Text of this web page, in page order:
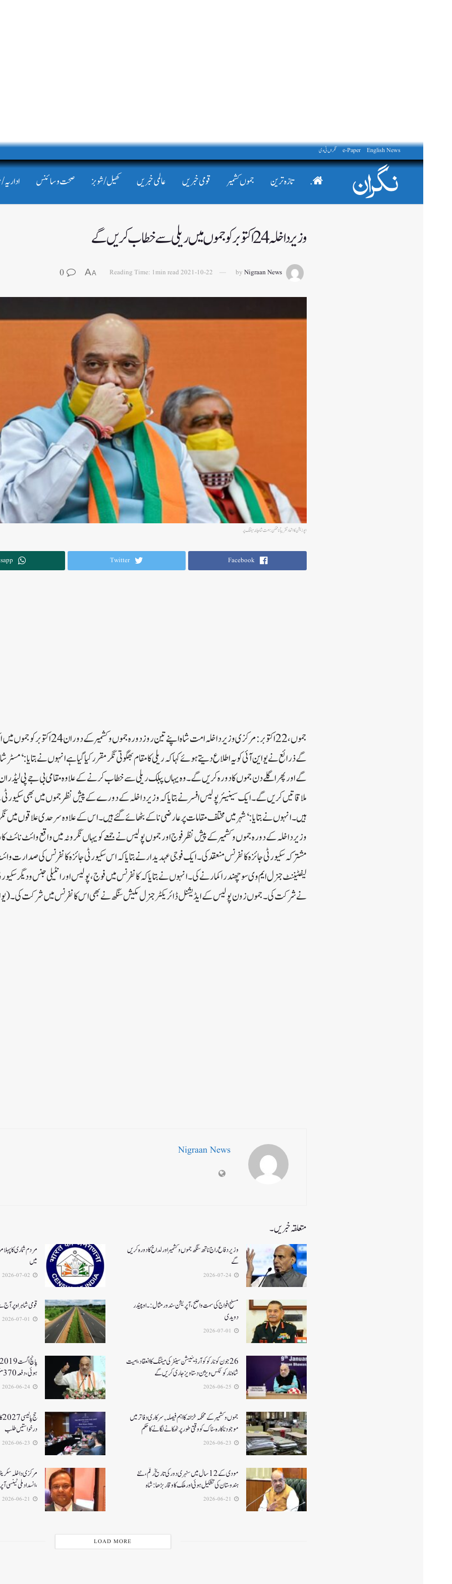
English News
e-Paper نگراں ٹی وی
. تازہ ترین جموں کشمیر قومی خبریں عالمی خبریں کھیل/شوبز صحت و سائنس
وزیر داخلہ 24 اکتوبر کو جموں میں ریلی سے خطاب کریں گے
by Nigraan News
2021-10-22
Reading Time: 1min read
A
A
اپوزیشن کا اتحاد تقریباً ناممکن: امت شاہ پٹنہ میٹنگ پر
Facebook
Twitter
جموں، 22 اکتوبر: مرکزی وزیر داخلہ امت شاہ اپنے
گے اور پھر اگلے دن جموں کا دورہ کریں گے۔ وہ یہاں پبلک ریلی سے خطاب کرنے کے علاوہ مقامی بی جے پی
ملاقاتیں کریں گے۔ایک سینیئر پولیس افسر نے بتایا کہ وزیر داخلہ کے دورے کے پیش نظر جموں میں بھی
ہیں۔انہوں نے بتایا: ‘شہر میں مختلف مقامات پر عارضی ناکے بٹھائے گئے ہیں۔ اس کے علاوہ سرحدی علاقوں میں
وزیر داخلہ کے دورہ جموں وکشمیر کے پیش نظر فوج اور جموں پولیس نے جمعے کو یہاں نگروٹہ میں واقع وائٹ نائٹ
مشترکہ سکیورٹی جائزہ کانفرنس منعقد کی۔ایک فوجی عہدیدار نے بتایا کہ اس سکیورٹی جائزہ کانفرنس کی صدارت
لیفٹیننٹ جنرل ایم وی سوچھندرا کمار نے کی۔انہوں نے بتایا کہ کانفرنس میں فوج، پولیس اور انٹیلی جنس و دیگر
نے شرکت کی۔جموں زون پولیس کے ایڈیشنل ڈائریکٹر جنرل مکیش سنگھ نے بھی اس کانفرنس میں شرکت کی۔
Nigraan News
متعلقہ خبریں۔
وزیر دفاع راج ناتھ سنگھ جموں و کشمیر اور لداخ کا دورہ کریں
گے
مردم شماری کا
میں
مسلح افواج کی سمت واضح، آپریشن سندورمثال:۔ اوپیندر
دویدی
قومی شاہراہ پر
26جون کونارکو کوآرڈینیشن سینٹر کی میٹنگ کا انعقاد، امیت
شاہ نارکوٹکس ویژن دستاویز جاری کریں گے
ہوئی، دفعہ 370منسوخی سے وژن مکمل ہوا۔ امت شاہ
جموں و کشمیر کے محکمہ خزانہ کا اہم فیصلہ , سرکاری دفاتر میں
موجود ناکارہ سٹاک کو وقتی طور پر ٹھکانے لگانے کا حکم
درخواستیں طلب
مودی کے 12 سال میں سنہری دور کی تاریخ رقم ، نئے
ہندوستان کی تشکیل ہوئی اور ملک کا وقار بڑھا: شاہ
مرکزی داخلہ
،انسداد ملی
LOAD MORE